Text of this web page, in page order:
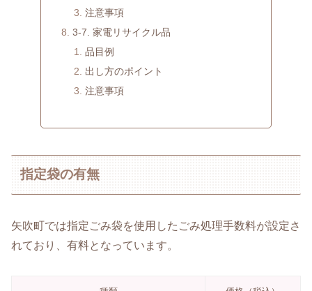
注意事項
3-7. 家電リサイクル品
品目例
出し方のポイント
注意事項
指定袋の有無
矢吹町では指定ごみ袋を使用したごみ処理手数料が設定さ
れており、有料となっています。